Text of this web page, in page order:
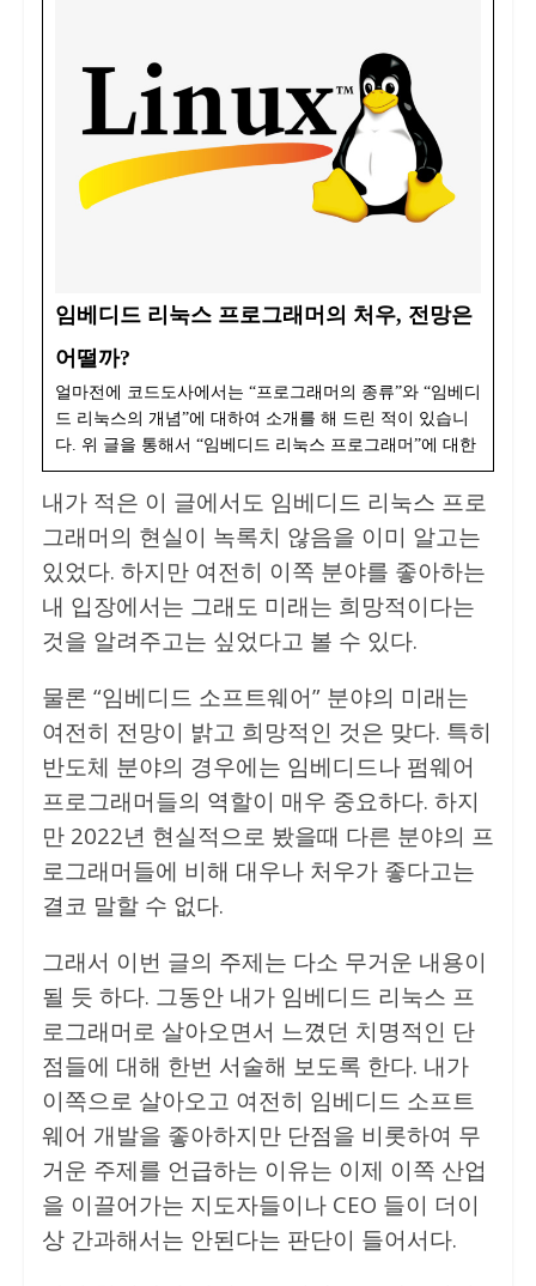
임베디드 리눅스 프로그래머의 처우, 전망은
어떨까?
얼마전에 코드도사에서는 “프로그래머의 종류”와 “임베디
드 리눅스의 개념”에 대하여 소개를 해 드린 적이 있습니
다. 위 글을 통해서 “임베디드 리눅스 프로그래머”에 대한
내가 적은 이 글에서도 임베디드 리눅스 프로
그래머의 현실이 녹록치 않음을 이미 알고는
있었다. 하지만 여전히 이쪽 분야를 좋아하는
내 입장에서는 그래도 미래는 희망적이다는
것을 알려주고는 싶었다고 볼 수 있다.
물론 “임베디드 소프트웨어” 분야의 미래는
여전히 전망이 밝고 희망적인 것은 맞다. 특히
반도체 분야의 경우에는 임베디드나 펌웨어
프로그래머들의 역할이 매우 중요하다. 하지
만 2022년 현실적으로 봤을때 다른 분야의 프
로그래머들에 비해 대우나 처우가 좋다고는
결코 말할 수 없다.
그래서 이번 글의 주제는 다소 무거운 내용이
될 듯 하다. 그동안 내가 임베디드 리눅스 프
로그래머로 살아오면서 느꼈던 치명적인 단
점들에 대해 한번 서술해 보도록 한다. 내가
이쪽으로 살아오고 여전히 임베디드 소프트
웨어 개발을 좋아하지만 단점을 비롯하여 무
거운 주제를 언급하는 이유는 이제 이쪽 산업
을 이끌어가는 지도자들이나 CEO 들이 더이
상 간과해서는 안된다는 판단이 들어서다.